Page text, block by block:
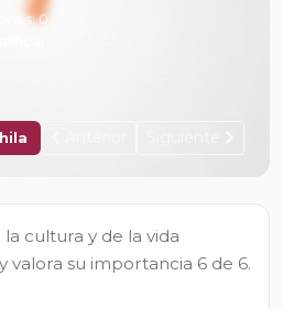
0
cultura y de la vida
valora su importancia 6 de 6.